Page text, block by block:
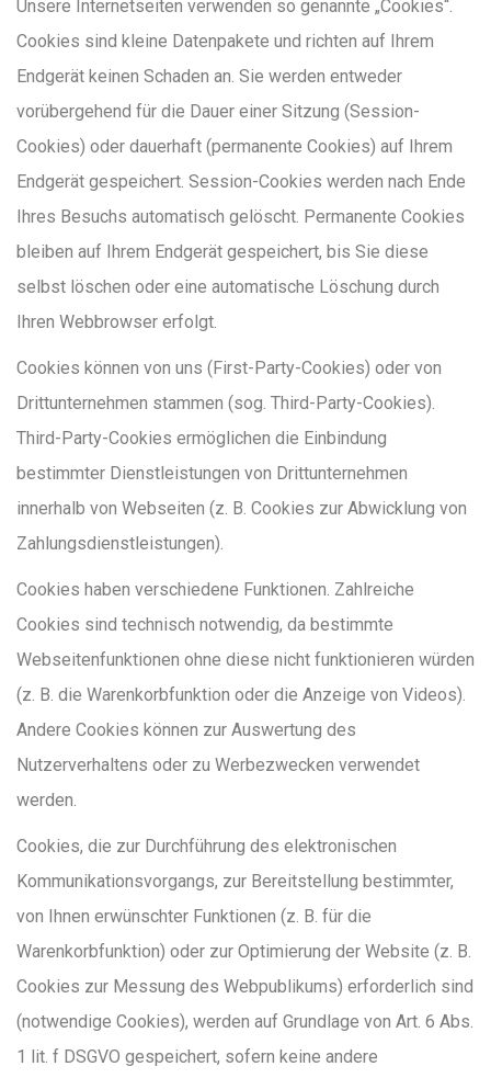
Unsere Internetseiten verwenden so genannte „Cookies“.
Cookies sind kleine Datenpakete und richten auf Ihrem
Endgerät keinen Schaden an. Sie werden entweder
vorübergehend für die Dauer einer Sitzung (Session-
Cookies) oder dauerhaft (permanente Cookies) auf Ihrem
Endgerät gespeichert. Session-Cookies werden nach Ende
Ihres Besuchs automatisch gelöscht. Permanente Cookies
bleiben auf Ihrem Endgerät gespeichert, bis Sie diese
selbst löschen oder eine automatische Löschung durch
Ihren Webbrowser erfolgt.
Cookies können von uns (First-Party-Cookies) oder von
Drittunternehmen stammen (sog. Third-Party-Cookies).
Third-Party-Cookies ermöglichen die Einbindung
bestimmter Dienstleistungen von Drittunternehmen
innerhalb von Webseiten (z. B. Cookies zur Abwicklung von
Zahlungsdienstleistungen).
Cookies haben verschiedene Funktionen. Zahlreiche
Cookies sind technisch notwendig, da bestimmte
Webseitenfunktionen ohne diese nicht funktionieren würden
(z. B. die Warenkorbfunktion oder die Anzeige von Videos).
Andere Cookies können zur Auswertung des
Nutzerverhaltens oder zu Werbezwecken verwendet
werden.
Cookies, die zur Durchführung des elektronischen
Kommunikationsvorgangs, zur Bereitstellung bestimmter,
von Ihnen erwünschter Funktionen (z. B. für die
Warenkorbfunktion) oder zur Optimierung der Website (z. B.
Cookies zur Messung des Webpublikums) erforderlich sind
(notwendige Cookies), werden auf Grundlage von Art. 6 Abs.
1 lit. f DSGVO gespeichert, sofern keine andere